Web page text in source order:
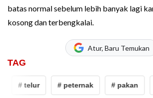
batas normal sebelum lebih banyak lagi
kosong dan terbengkalai.
Atur, Baru Temukan
TAG
# telur # peternak # pakan